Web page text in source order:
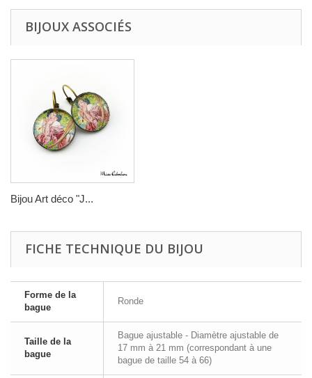
BIJOUX ASSOCIÉS
Bijou Art déco "J...
FICHE TECHNIQUE DU BIJOU
Forme de la
bague
Ronde
Taille de la
bague
Bague ajustable - Diamètre ajustable de
17 mm à 21 mm (correspondant à une
bague de taille 54 à 66)